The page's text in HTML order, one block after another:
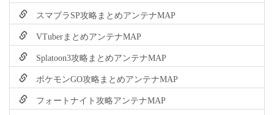
スマブラSP攻略まとめアンテナMAP
VTuberまとめアンテナMAP
Splatoon3攻略まとめアンテナMAP
ポケモンGO攻略まとめアンテナMAP
フォートナイト攻略アンテナMAP